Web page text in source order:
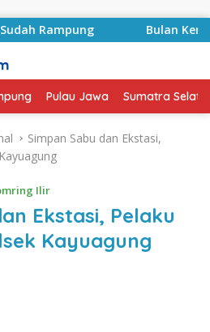
Rampung Bulan
Pulau Jawa Sumatra
Simpan Sabu dan Ekstasi,
Ilir
Ekstasi, Pelaku
Kayuagung